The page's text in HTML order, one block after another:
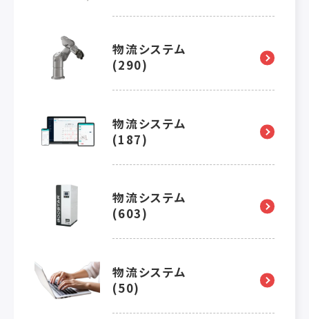
物流システム
(290)
物流システム
(187)
物流システム
(603)
物流システム
(50)